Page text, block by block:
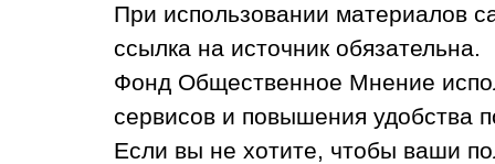
При использовании материалов
ссылка на источник обязательна.
Фонд Общественное Мнение
сервисов и повышения удобства
Если вы не хотите, чтобы ваши